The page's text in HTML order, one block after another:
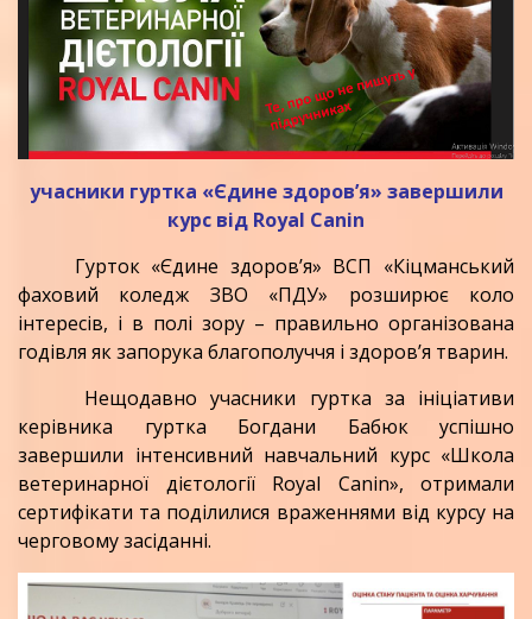
учасники гуртка «Єдине здоров’я» завершили
курс від Royal Canin
Гурток «Єдине здоров’я» ВСП «Кіцманський
фаховий коледж ЗВО «ПДУ» розширює коло
інтересів, і в полі зору – правильно організована
годівля як запорука благополуччя і здоровʼя тварин.
Нещодавно учасники гуртка за ініціативи
керівника гуртка Богдани Бабюк успішно
завершили інтенсивний навчальний курс «Школа
ветеринарної дієтології Royal Canin», отримали
сертифікати та поділилися враженнями від курсу на
черговому засіданні.